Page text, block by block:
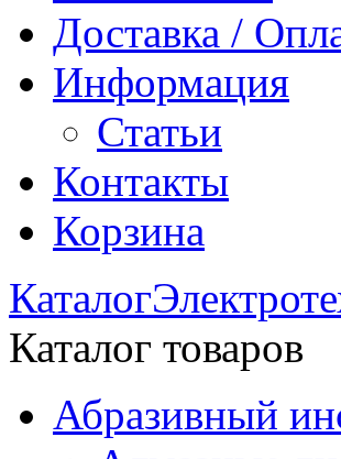
Доставка /
Информация
Статьи
Контакты
Корзина
Каталог
Каталог товаров
Абразивный